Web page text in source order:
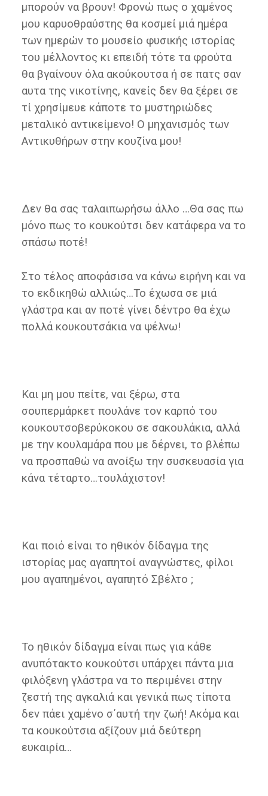
μπορούν να βρουν! Φρονώ πως ο χαμένος
μου καρυοθραύστης θα κοσμεί μιά ημέρα
των ημερών το μουσείο φυσικής ιστορίας
του μέλλοντος κι επειδή τότε τα φρούτα
θα βγαίνουν όλα ακούκουτσα ή σε πατς σαν
αυτα της νικοτίνης, κανείς δεν θα ξέρει σε
τί χρησίμευε κάποτε το μυστηριώδες
μεταλικό αντικείμενο! Ο μηχανισμός των
Αντικυθήρων στην κουζίνα μου!
Δεν θα σας ταλαιπωρήσω άλλο …Θα σας πω
μόνο πως το κουκούτσι δεν κατάφερα να το
σπάσω ποτέ!
Στο τέλος αποφάσισα να κάνω ειρήνη και να
το εκδικηθώ αλλιώς…Το έχωσα σε μιά
γλάστρα και αν ποτέ γίνει δέντρο θα έχω
πολλά κουκουτσάκια να ψέλνω!
Και μη μου πείτε, ναι ξέρω, στα
σουπερμάρκετ πουλάνε τον καρπό του
κουκουτσοβερύκοκου σε σακουλάκια, αλλά
με την κουλαμάρα που με δέρνει, το βλέπω
να προσπαθώ να ανοίξω την συσκευασία για
κάνα τέταρτο…τουλάχιστον!
Και ποιό είναι το ηθικόν δίδαγμα της
ιστορίας μας αγαπητοί αναγνώστες, φίλοι
μου αγαπημένοι, αγαπητό Σβέλτο ;
Το ηθικόν δίδαγμα είναι πως για κάθε
ανυπότακτο κουκούτσι υπάρχει πάντα μια
φιλόξενη γλάστρα να το περιμένει στην
ζεστή της αγκαλιά και γενικά πως τίποτα
δεν πάει χαμένο σ΄αυτή την ζωή! Ακόμα και
τα κουκούτσια αξίζουν μιά δεύτερη
ευκαιρία…